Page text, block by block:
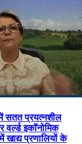
सतत प्रयत्नशील
वर्ल्ड इकॉनोमिक
खाद्य प्रणालियों के